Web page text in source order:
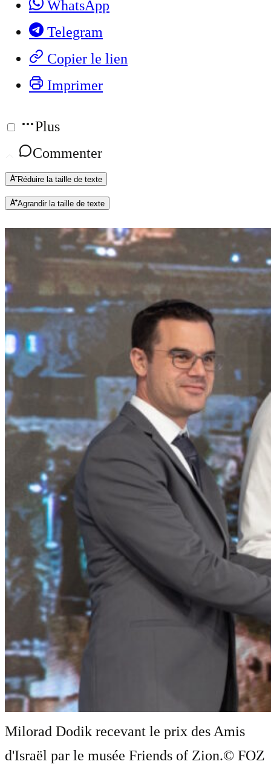
WhatsApp
Telegram
Copier le lien
Imprimer
Plus
Commenter
Réduire la taille de texte
Agrandir la taille de texte
Milorad Dodik recevant le prix des Amis
d'Israël par le musée Friends of Zion.© FOZ